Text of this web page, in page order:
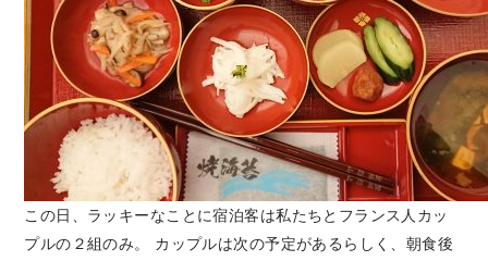
この日、ラッキーなことに宿泊客は私たちとフランス人カッ
プルの２組のみ。 カップルは次の予定があるらしく、朝食後